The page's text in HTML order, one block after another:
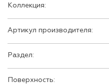
Коллекция:
Артикул производителя:
Раздел:
Поверхность: